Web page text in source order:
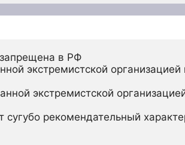
в РФ
экстремистской
экстремистской
рекомендательный